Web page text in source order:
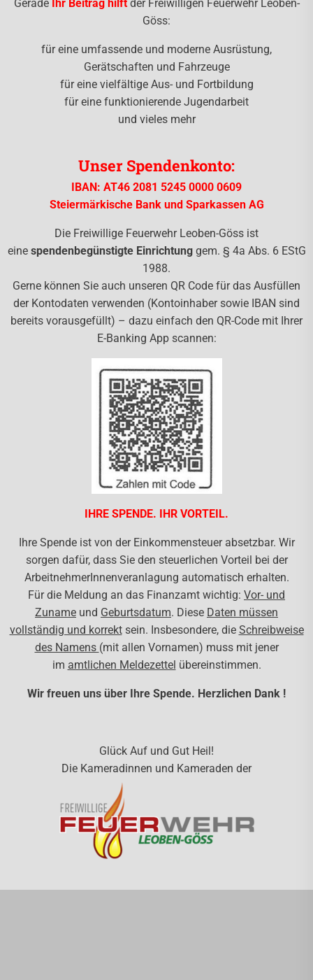
Gerade Ihr Beitrag hilftder Freiwilligen Feuerwehr Leoben-
Göss:
für eine umfassende und moderne Ausrüstung,
Gerätschaften und Fahrzeuge
für eine vielfältige Aus- und Fortbildung
für eine funktionierende Jugendarbeit
und vieles mehr
Unser Spendenkonto:
IBAN: AT46 2081 5245 0000 0609
Steiermärkische Bank und Sparkassen AG
Die Freiwillige Feuerwehr Leoben-Göss ist
eine spendenbegünstigte Einrichtunggem. § 4a Abs. 6 EStG
1988.
Gerne können Sie auch unseren QR Code für das Ausfüllen
der Kontodaten verwenden (Kontoinhaber sowie IBAN sind
bereits vorausgefüllt) – dazu einfach den QR-Code mit Ihrer
E-Banking App scannen:
IHRE SPENDE. IHR VORTEIL.
Ihre Spende ist von der Einkommensteuer absetzbar. Wir
sorgen dafür, dass Sie den steuerlichen Vorteil bei der
ArbeitnehmerInnenveranlagung automatisch erhalten.
Für die Meldung an das Finanzamt wichtig: Vor- und
Zuname und Geburtsdatum. Diese Daten müssen
vollständig und korrektsein. Insbesondere, die Schreibweise
des Namens (mit allen Vornamen) muss mit jener
im amtlichen Meldezettel übereinstimmen.
Wir freuen uns über Ihre Spende. Herzlichen Dank !
Glück Auf und Gut Heil!
Die Kameradinnen und Kameraden der